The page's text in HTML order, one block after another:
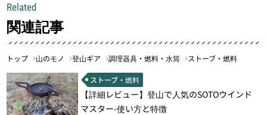
Related
関連記事
トップ 山のモノ 登山ギア 調理器具・燃料・水筒 ストーブ・燃料
ストーブ・燃料
【詳細レビュー】登山で人気のSOTOウインド
マスター-使い方と特徴